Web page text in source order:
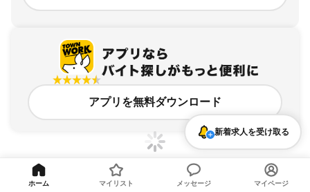
アプリを無料ダウンロード
新着求人を受け取る
ホーム マイリスト メッセージ マイページ